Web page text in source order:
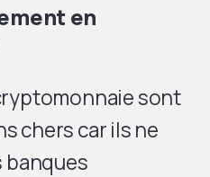
en
sont
chers car ils ne
banques